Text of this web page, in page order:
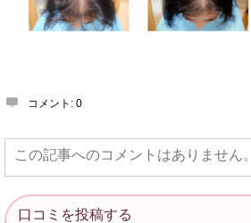
コメント: 0
この記事へのコメントはありません。
口コミを投稿する